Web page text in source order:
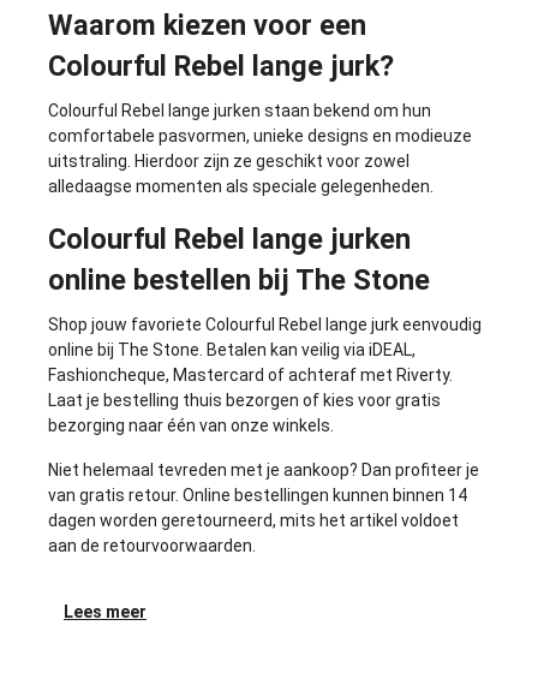
Waarom kiezen voor een
Colourful Rebel lange jurk?
Colourful Rebel lange jurken staan bekend om hun
comfortabele pasvormen, unieke designs en modieuze
uitstraling. Hierdoor zijn ze geschikt voor zowel
alledaagse momenten als speciale gelegenheden.
Colourful Rebel lange jurken
online bestellen bij The Stone
Shop jouw favoriete Colourful Rebel lange jurk eenvoudig
online bij The Stone. Betalen kan veilig via iDEAL,
Fashioncheque, Mastercard of achteraf met Riverty.
Laat je bestelling thuis bezorgen of kies voor gratis
bezorging naar één van onze winkels.
Niet helemaal tevreden met je aankoop? Dan profiteer je
van gratis retour. Online bestellingen kunnen binnen 14
dagen worden geretourneerd, mits het artikel voldoet
aan de retourvoorwaarden.
Lees meer